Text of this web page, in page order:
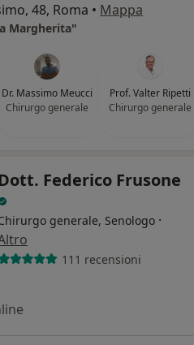
48, Roma • Mappa
Margherita"
Dr. Massimo Meucci
Chirurgo generale
Prof. Valter Ripetti
Chirurgo generale
Dott. Federico Frusone
generale, Senologo ·
111 recensioni